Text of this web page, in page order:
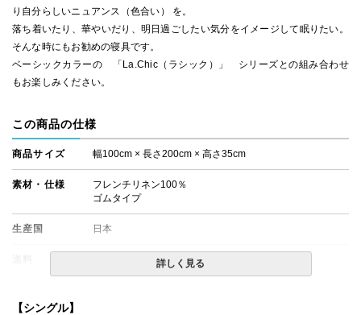
り自分らしいニュアンス（色合い） を。
落ち着いたり、華やいだり、明日過ごしたい気分をイメージして眠りたい。
そんな時にもお勧めの寝具です。
ベーシックカラーの 「La.Chic（ラシック）」 シリーズとの組み合わせ
もお楽しみください。
この商品の仕様
商品サイズ 幅100cm × 長さ200cm × 高さ35cm
素材・仕様
フレンチリネン100％
ゴムタイプ
生産国 日本
詳しく見る
【シングル】